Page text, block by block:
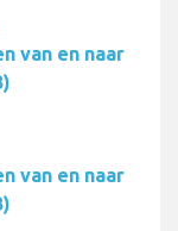
van en naar
van en naar